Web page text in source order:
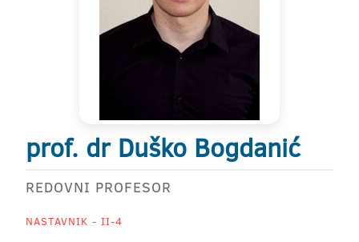
prof. dr Duško Bogdanić
REDOVNI PROFESOR
NASTAVNIK - II-4